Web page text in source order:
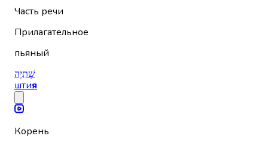
Часть речи
Прилагательное
пьяный
שְׁתִיָּה
штия
Корень